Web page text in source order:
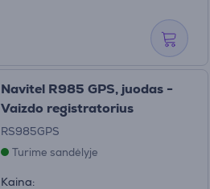
Navitel R985 GPS, juodas -
Vaizdo registratorius
RS985GPS
Turime sandėlyje
Kaina: